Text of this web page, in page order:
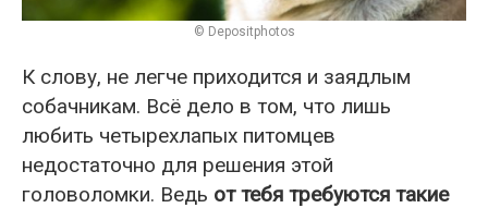
© Depositphotos
К слову, не легче приходится и заядлым
собачникам. Всё дело в том, что лишь
любить четырехлапых питомцев
недостаточно для решения этой
головоломки. Ведь от тебя требуются такие